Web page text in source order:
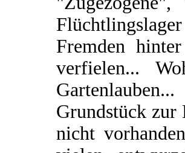
Fremden
verfielen...
Grundstück zur
nicht